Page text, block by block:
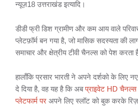
न्यूज़18 उत्तराखंड इत्यादि।
डीडी फ्री डिश ग्रामीण और कम आय वाले
प्लेटफ़ॉर्म बन गया है, जो मासिक सदस्यता की
समाचार और क्षेत्रीय टीवी चैनल्स को पेश करता
हालाँकि प्रसार भारती ने अपने दर्शको के लिए
दे दिया है, वह यह है कि अबप्राइवेट HD चैनल्स
प्लेटफार्म पर अपने लिए स्लॉट को बुक करके